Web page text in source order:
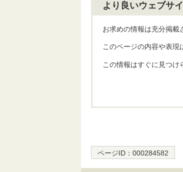
より良いウェブサ
お求めの情報は充分掲載
このページの内容や表現
この情報はすぐに見つけ
ページID： 000284582